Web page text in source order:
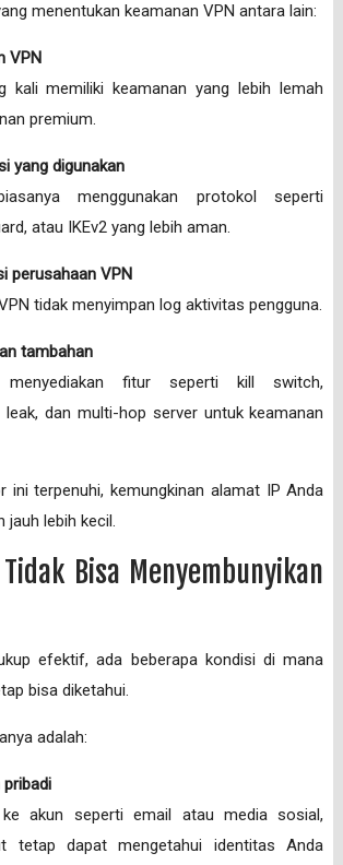
menentukan keamanan VPN antara lain:
VPN
kali memiliki keamanan yang lebih lemah
premium.
yang digunakan
menggunakan protokol seperti
atau IKEv2 yang lebih aman.
perusahaan VPN
tidak menyimpan log aktivitas pengguna.
tambahan
menyediakan fitur seperti kill switch,
leak, dan multi-hop server untuk keamanan
ini terpenuhi, kemungkinan alamat IP Anda
jauh lebih kecil.
Tidak Bisa Menyembunyikan
efektif, ada beberapa kondisi di mana
bisa diketahui.
adalah:
pribadi
akun seperti email atau media sosial,
tetap dapat mengetahui identitas Anda